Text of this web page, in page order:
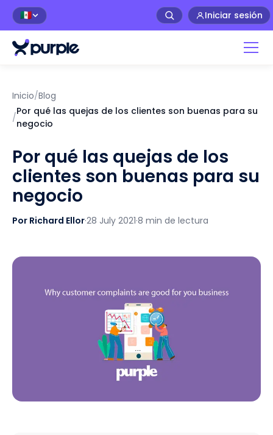
🇲🇽 Iniciar sesión
Inicio/Blog
/
Por qué las quejas de los clientes son buenas para su
negocio
Por qué las quejas de los
clientes son buenas para su
negocio
Por Richard Ellor·28 July 2021·8 min de lectura